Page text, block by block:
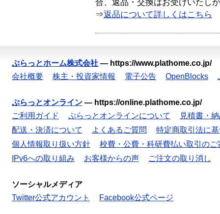
合、返品・交換はお受けいたし
⇒返品について詳しくはこちら
ぷらっとホーム株式会社 — https://www.plathome.co.jp/
会社概要
株主・投資家情報 電子公告 OpenBlocks
ぷらっとオンライン — https://online.plathome.co.jp/
ご利用ガイド
ぷらっとオンラインについて
見積書・
配送・決済について
よくあるご質問
特定商取引法に
個人情報取り扱い方針
校費・公費・科研費払い取引のご
IPv6への取り組み
お客様からの声 ご注文の取り消し
ソーシャルメディア
Twitter公式アカウント
Facebook公式ページ